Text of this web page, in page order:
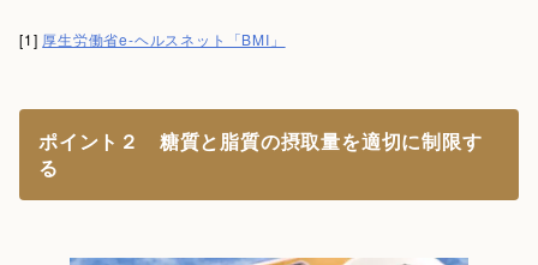
[1] 厚生労働省e-ヘルスネット「BMI」
ポイント２ 糖質と脂質の摂取量を適切に制限す
る